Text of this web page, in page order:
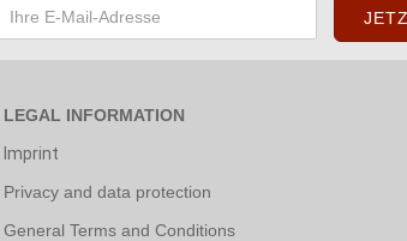
LEGAL INFORMATION
Imprint
Privacy and data protection
General Terms and Conditions